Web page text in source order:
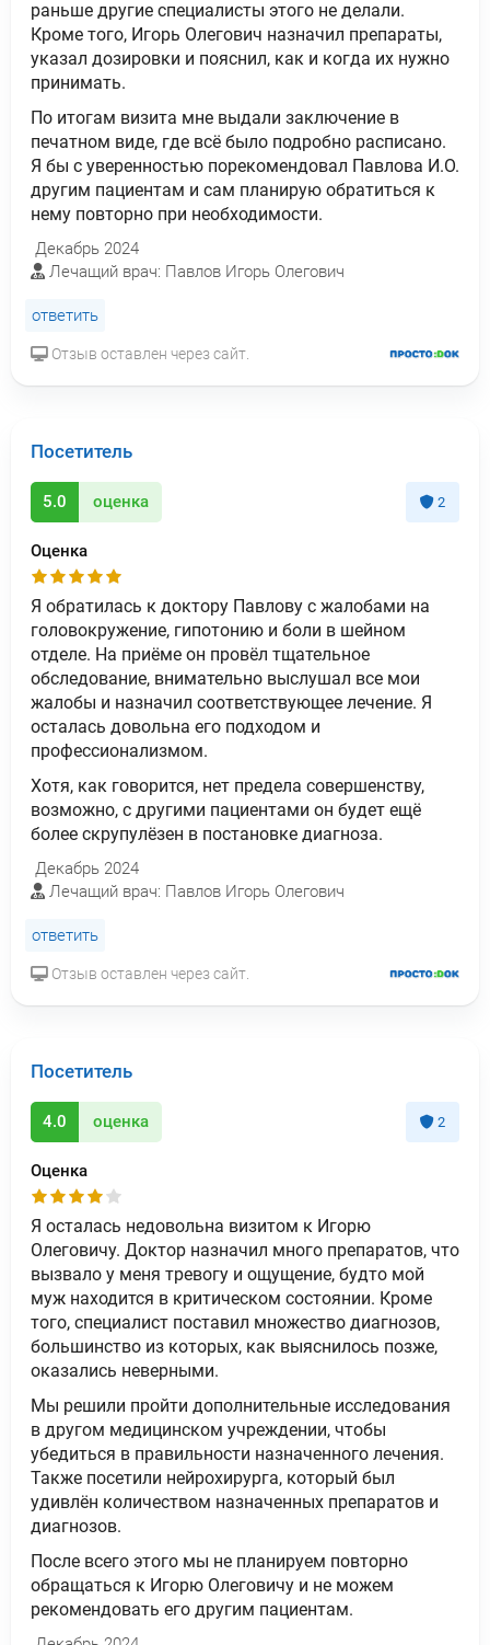
раньше другие специалисты этого не делали.
Кроме того, Игорь Олегович назначил препараты,
указал дозировки и пояснил, как и когда их нужно
принимать.
По итогам визита мне выдали заключение в
печатном виде, где всё было подробно расписано.
Я бы с уверенностью порекомендовал Павлова И.О.
другим пациентам и сам планирую обратиться к
нему повторно при необходимости.
Декабрь 2024
Лечащий врач: Павлов Игорь Олегович
ответить
Отзыв оставлен через сайт.
Посетитель
5.0 оценка 2
Оценка
Я обратилась к доктору Павлову с жалобами на
головокружение, гипотонию и боли в шейном
отделе. На приёме он провёл тщательное
обследование, внимательно выслушал все мои
жалобы и назначил соответствующее лечение. Я
осталась довольна его подходом и
профессионализмом.
Хотя, как говорится, нет предела совершенству,
возможно, с другими пациентами он будет ещё
более скрупулёзен в постановке диагноза.
Декабрь 2024
Лечащий врач: Павлов Игорь Олегович
ответить
Отзыв оставлен через сайт.
Посетитель
4.0 оценка 2
Оценка
Я осталась недовольна визитом к Игорю
Олеговичу. Доктор назначил много препаратов, что
вызвало у меня тревогу и ощущение, будто мой
муж находится в критическом состоянии. Кроме
того, специалист поставил множество диагнозов,
большинство из которых, как выяснилось позже,
оказались неверными.
Мы решили пройти дополнительные исследования
в другом медицинском учреждении, чтобы
убедиться в правильности назначенного лечения.
Также посетили нейрохирурга, который был
удивлён количеством назначенных препаратов и
диагнозов.
После всего этого мы не планируем повторно
обращаться к Игорю Олеговичу и не можем
рекомендовать его другим пациентам.